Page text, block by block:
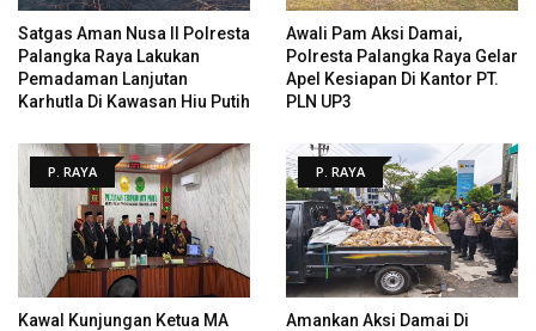
Satgas Aman Nusa II Polresta
Palangka Raya Lakukan
Pemadaman Lanjutan
Karhutla Di Kawasan Hiu Putih
Awali Pam Aksi Damai,
Polresta Palangka Raya Gelar
Apel Kesiapan Di Kantor PT.
PLN UP3
P. RAYA
Kawal Kunjungan Ketua MA
P. RAYA
Amankan Aksi Damai Di